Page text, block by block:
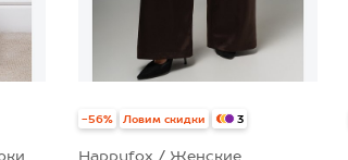
-56% Ловим скидки 3
Happyfox / Женские